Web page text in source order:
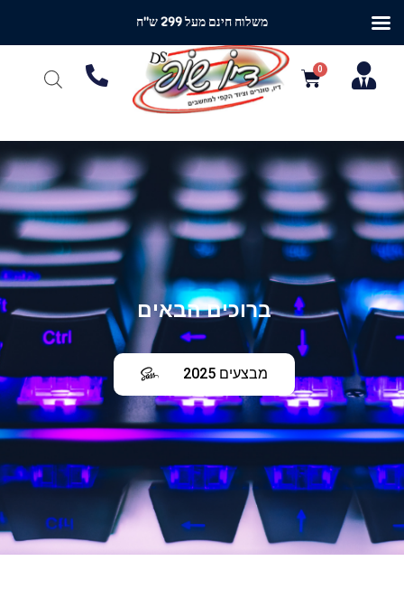
ברוכים הבאים
מבצעים 2025
משלוח חינם מעל 299 ש"ח